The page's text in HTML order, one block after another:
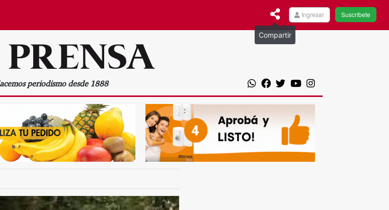
Suscríbete
Ingresar
periodismo desde 1888
Compartir